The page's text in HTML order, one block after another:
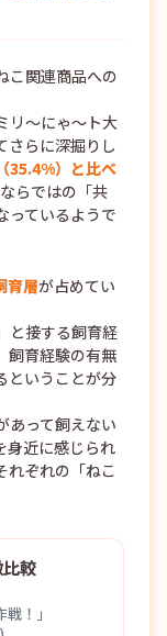
こ関連商品への
リ～にゃ～ト大
さらに深掘りし
35.4%）と比べ
らではの「共
っているようで
育層が占めてい
と接する飼育経
飼育経験の有無
ということが分
あって飼えない
身近に感じられ
れぞれの「ねこ
較
！」